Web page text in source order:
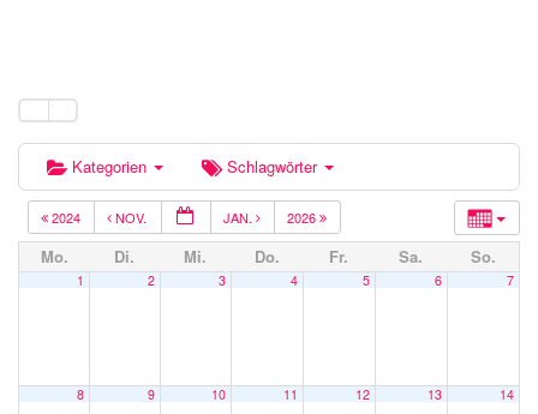
Kategorien Schlagwörter
2024 NOV. JAN. 2026
Mo. Di. Mi. Do. Fr. Sa. So.
1 2 3 4 5 6 7
8 9 10 11 12 13 14